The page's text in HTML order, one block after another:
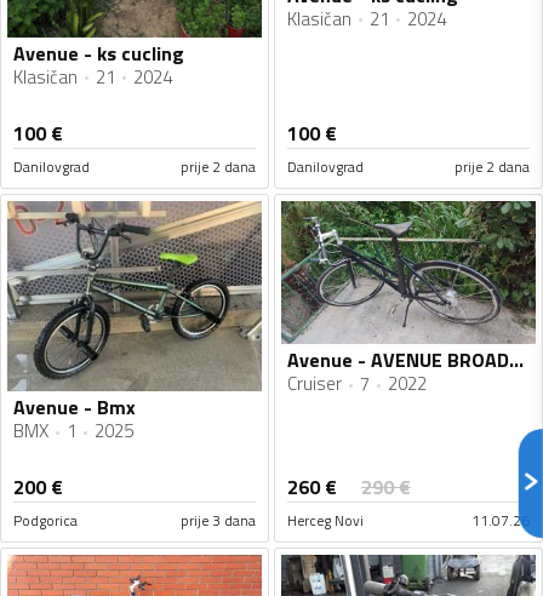
Avenue - ks cucling
Klasičan 21 2024
100€
Danilovgrad prije 2 dana
Klasičan 21 2024
100€
Danilovgrad prije 2 dana
Avenue - Bmx
BMX 1 2025
200€
Podgorica prije 3 dana
Avenue - AVENUE BROADWAY 28 incha NEXUS 7 aluminijum
Cruiser 7 2022
260€ 290€
Herceg Novi 11.07.26